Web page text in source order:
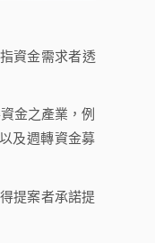
資金需求者透
金之產業，例
及週轉資金募
提案者承諾提